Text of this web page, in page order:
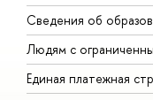
Сведения об
Людям с
Единая платежная